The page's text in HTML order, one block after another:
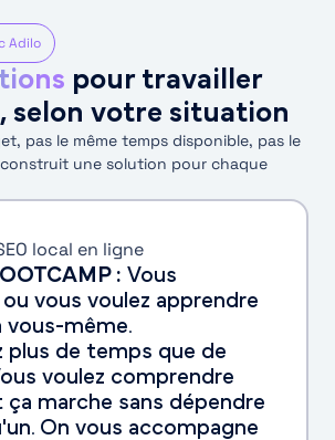
Adilo
pour travailler
selon votre situation
pas le même temps disponible, pas le
construit une solution pour chaque
local en ligne
: Vous
vous voulez apprendre
vous-même.
plus de temps que de
voulez comprendre
marche sans dépendre
On vous accompagne